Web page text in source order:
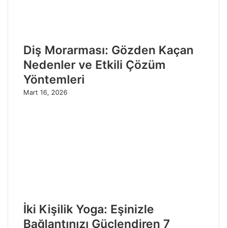
Diş Morarması: Gözden Kaçan
Nedenler ve Etkili Çözüm
Yöntemleri
Mart 16, 2026
İki Kişilik Yoga: Eşinizle
Bağlantınızı Güçlendiren 7